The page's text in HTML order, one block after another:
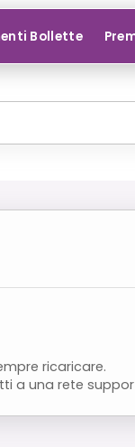
Bollette
ricaricare.
a una rete